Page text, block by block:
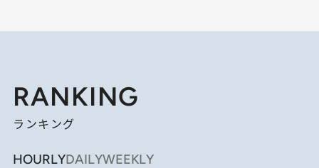
RANKING
ランキング
HOURLYDAILYWEEKLY